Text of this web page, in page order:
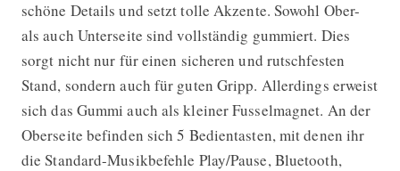
schöne Details und setzt tolle Akzente. Sowohl Ober-
als auch Unterseite sind vollständig gummiert. Dies
sorgt nicht nur für einen sicheren und rutschfesten
Stand, sondern auch für guten Gripp. Allerdings erweist
sich das Gummi auch als kleiner Fusselmagnet. An der
Oberseite befinden sich 5 Bedientasten, mit denen ihr
die Standard-Musikbefehle Play/Pause, Bluetooth,